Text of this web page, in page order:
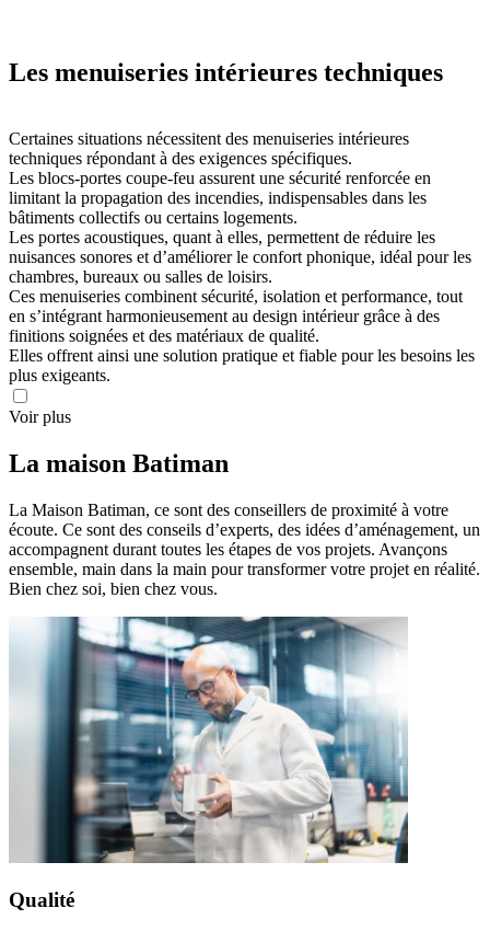
Les menuiseries intérieures techniques
Certaines situations nécessitent des menuiseries intérieures
techniques répondant à des exigences spécifiques.
Les blocs-portes coupe-feu assurent une sécurité renforcée en
limitant la propagation des incendies, indispensables dans les
bâtiments collectifs ou certains logements.
Les portes acoustiques, quant à elles, permettent de réduire les
nuisances sonores et d’améliorer le confort phonique, idéal pour les
chambres, bureaux ou salles de loisirs.
Ces menuiseries combinent sécurité, isolation et performance, tout
en s’intégrant harmonieusement au design intérieur grâce à des
finitions soignées et des matériaux de qualité.
Elles offrent ainsi une solution pratique et fiable pour les besoins les
plus exigeants.
Voir plus
La maison Batiman
La Maison Batiman, ce sont des conseillers de proximité à votre
écoute. Ce sont des conseils d’experts, des idées d’aménagement, un
accompagnent durant toutes les étapes de vos projets. Avançons
ensemble, main dans la main pour transformer votre projet en réalité.
Bien chez soi, bien chez vous.
Qualité